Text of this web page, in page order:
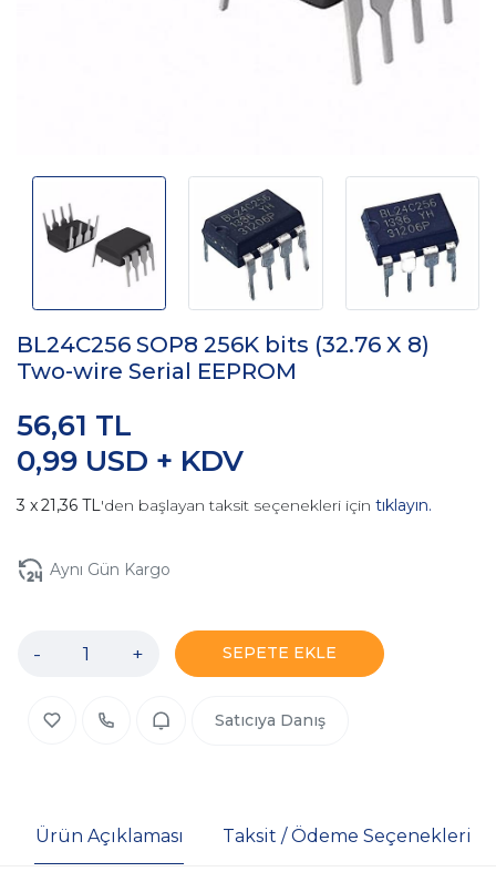
BL24C256 SOP8 256K bits (32.76 X 8)
Two-wire Serial EEPROM
0,99 USD + KDV
56,61 TL
21,36 TL'den başlayan taksit seçenekleri için tıklayın.
Aynı Gün Kargo
- + SEPETE EKLE
Satıcıya Danış
Ürün Açıklaması Taksit / Ödeme Seçenekleri